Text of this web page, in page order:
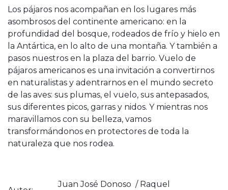
Los pájaros nos acompañan en los lugares más
asombrosos del continente americano: en la
profundidad del bosque, rodeados de frío y hielo en
la Antártica, en lo alto de una montaña. Y también a
pasos nuestros en la plaza del barrio. Vuelo de
pájaros americanos es una invitación a convertirnos
en naturalistas y adentrarnos en el mundo secreto
de las aves: sus plumas, el vuelo, sus antepasados,
sus diferentes picos, garras y nidos. Y mientras nos
maravillamos con su belleza, vamos
transformándonos en protectores de toda la
naturaleza que nos rodea.
Juan José Donoso / Raquel